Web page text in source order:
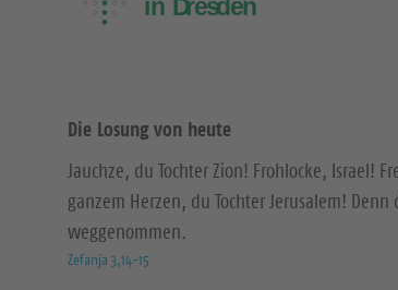
Die Losung von heute
Jauchze, du Tochter Zion! Frohlocke, Israel!
ganzem Herzen, du Tochter Jerusalem! Denn
weggenommen.
Zefanja 3,14-15